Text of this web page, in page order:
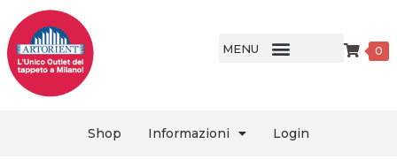
MENU 0
Shop Informazioni Login